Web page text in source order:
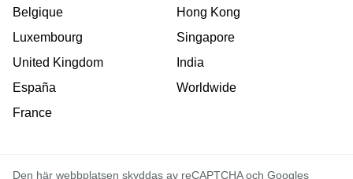
Belgique
Luxembourg
United Kingdom
España
France
Hong Kong
Singapore
India
Worldwide
Den här webbplatsen skyddas av reCAPTCHA och Googles